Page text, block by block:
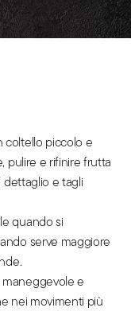
coltello piccolo e
pulire e rifinire frutta
dettaglio e tagli
quando si
serve maggiore
e
nei movimenti più